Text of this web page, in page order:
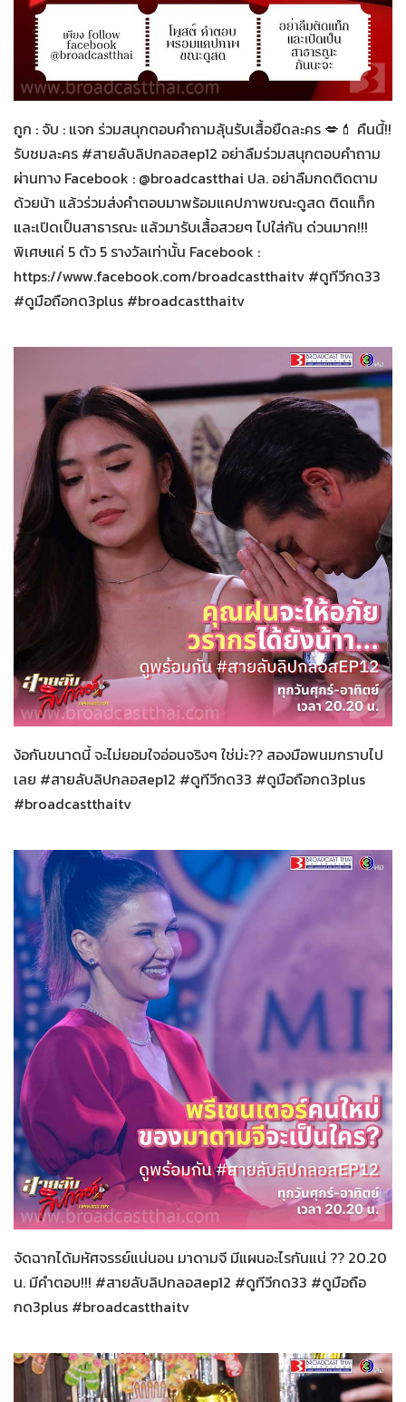
20-11-2565 สายลับลิปกลอส
ถูก : จับ : แจก ร่วมสนุกตอบคำถามลุ้นรับเสื้อยืดละคร 💋💄 คืนนี้!!
รับชมละคร #สายลับลิปกลอสep12 อย่าลืมร่วมสนุกตอบคำถาม
ผ่านทาง Facebook : @broadcastthai ปล. อย่าลืมกดติดตาม
ด้วยน้า แล้วร่วมส่งคำตอบมาพร้อมแคปภาพขณะดูสด ติดแท็ก
และเปิดเป็นสาธารณะ แล้วมารับเสื้อสวยๆ ไปใส่กัน ด่วนมาก!!!
พิเศษแค่ 5 ตัว 5 รางวัลเท่านั้น Facebook :
https://www.facebook.com/broadcastthaitv #ดูทีวีกด33
#ดูมือถือกด3plus #broadcastthaitv
20-11-2565 สายลับลิปกลอส
ง้อกันขนาดนี้ จะไม่ยอมใจอ่อนจริงๆ ใช่ม่ะ?? สองมือพนมกราบไป
เลย #สายลับลิปกลอสep12 #ดูทีวีกด33 #ดูมือถือกด3plus
#broadcastthaitv
20-11-2565 สายลับลิปกลอส
จัดฉากได้มหัศจรรย์แน่นอน มาดามจี มีแผนอะไรกันแน่ ?? 20.20
น. มีคำตอบ!!! #สายลับลิปกลอสep12 #ดูทีวีกด33 #ดูมือถือ
กด3plus #broadcastthaitv